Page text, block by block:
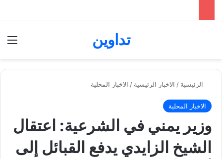
تداوين
الرئيسية / الاخبار الرئيسية / الاخبار المحلية
الاخبار المحلية
وزير يمني في الشرعية: اعتقال
الشيخ الزايدي يدفع القبائل إلى